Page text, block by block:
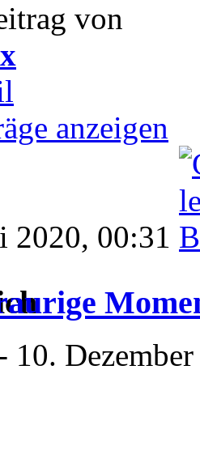
von
anzeigen
2020, 00:31
10.